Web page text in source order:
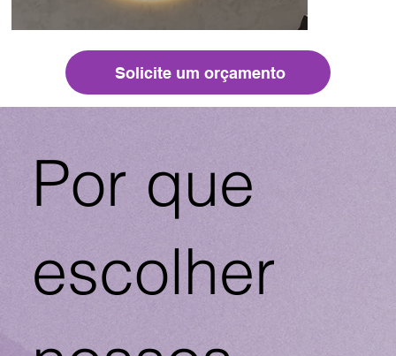
Solicite um orçamento
Por que
escolher